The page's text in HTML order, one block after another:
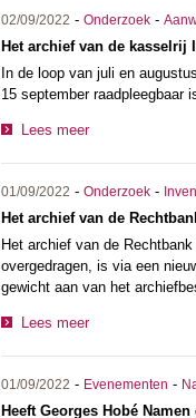
02/09/2022 - Onderzoek -
Het archief van de kasselrij
In de loop van juli en
15 september raadpleegbaar
Lees meer
01/09/2022 - Onderzoek -
Het archief van de
Het archief van de
overgedragen, is via een
gewicht aan van het
Lees meer
01/09/2022 - Evenementen -
Heeft Georges Hobé